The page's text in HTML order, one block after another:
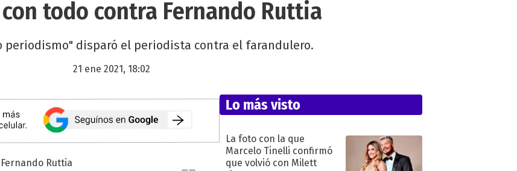
todo contra Fernando Ruttia
periodismo" disparó el periodista contra el farandulero.
21 ene 2021, 18:02
Lo más visto
La foto con la que
Marcelo Tinelli confirmó
que volvió con Milett